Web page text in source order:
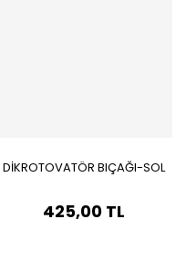
DİKROTOVATÖR BIÇAĞI-SOL
425,00 TL